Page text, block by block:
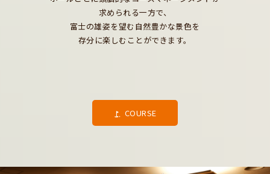
求められる一方で、
富士の雄姿を望む自然豊かな景色を
存分に楽しむことができます。
COURSE